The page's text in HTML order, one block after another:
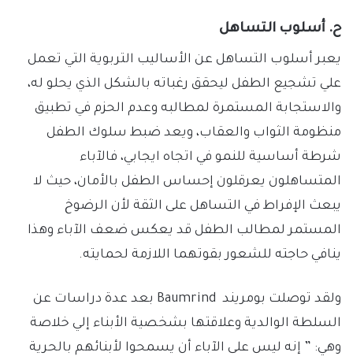
ح. أسلوب التساهل
يعبر أسلوب التساهل عن الأساليب التربوية التي تعمل
علي تشجيع الطفل ليحقق رغباته بالشكل الذي يحلو له،
والاستجابة المستمرة لمطالبه وعدم الحزم في تطبيق
منظومة الثواب والعقاب، ويعد ضبط سلوك الطفل
شرطة أساسية للنمو في اتجاه ايجابي، فالآباء
المتساهلون يعرقلون إحساس الطفل بالأمان، حيث لا
يبعث الإفراط في التساهل على الثقة لأن الرضوخ
المستمر لمطالب الطفل قد يعكس ضعف الآباء وهذا
ينافي حاجته للشعور بقوتهما اللازمة لحمايته.
ولقد توصلت بومريند Baumrind بعد عدة دراسات عن
السلطة الوالدية وعلاقتها بشخصية الأبناء إلي خلاصة
وهي: ” إنه ليس على الآباء أن يسمحوا لأبنائهم بالحرية